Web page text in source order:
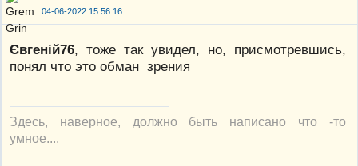
04-06-2022 15:56:16
Євгеній76, тоже так увидел, но, присмотревшись,
понял что это обман зрения
Здесь, наверное, должно быть написано что -то
умное....